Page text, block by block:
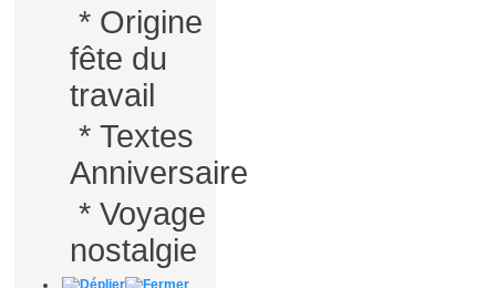
* Origine
fête du
travail
* Textes
Anniversaire
* Voyage
nostalgie